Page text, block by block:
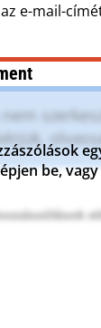
e-mail-
be,